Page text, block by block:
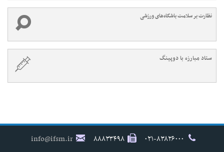
نظارت بر سلامت باشگاه‌های ورزشی
ستاد مبارزه با دوپینگ
۸۸۸۳۳۴۹۸
info@ifsm.ir